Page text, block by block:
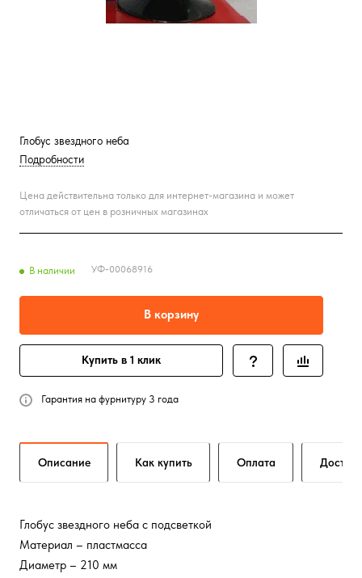
Глобус звездного неба
Подробности
Цена действительна только для интернет-магазина и может
отличаться от цен в розничных магазинах
В наличии УФ-00068916
В корзину
Купить в 1 клик
Гарантия на фурнитуру 3 года
Описание Как купить Оплата
Глобус звездного неба с подсветкой
Материал – пластмасса
Диаметр – 210 мм